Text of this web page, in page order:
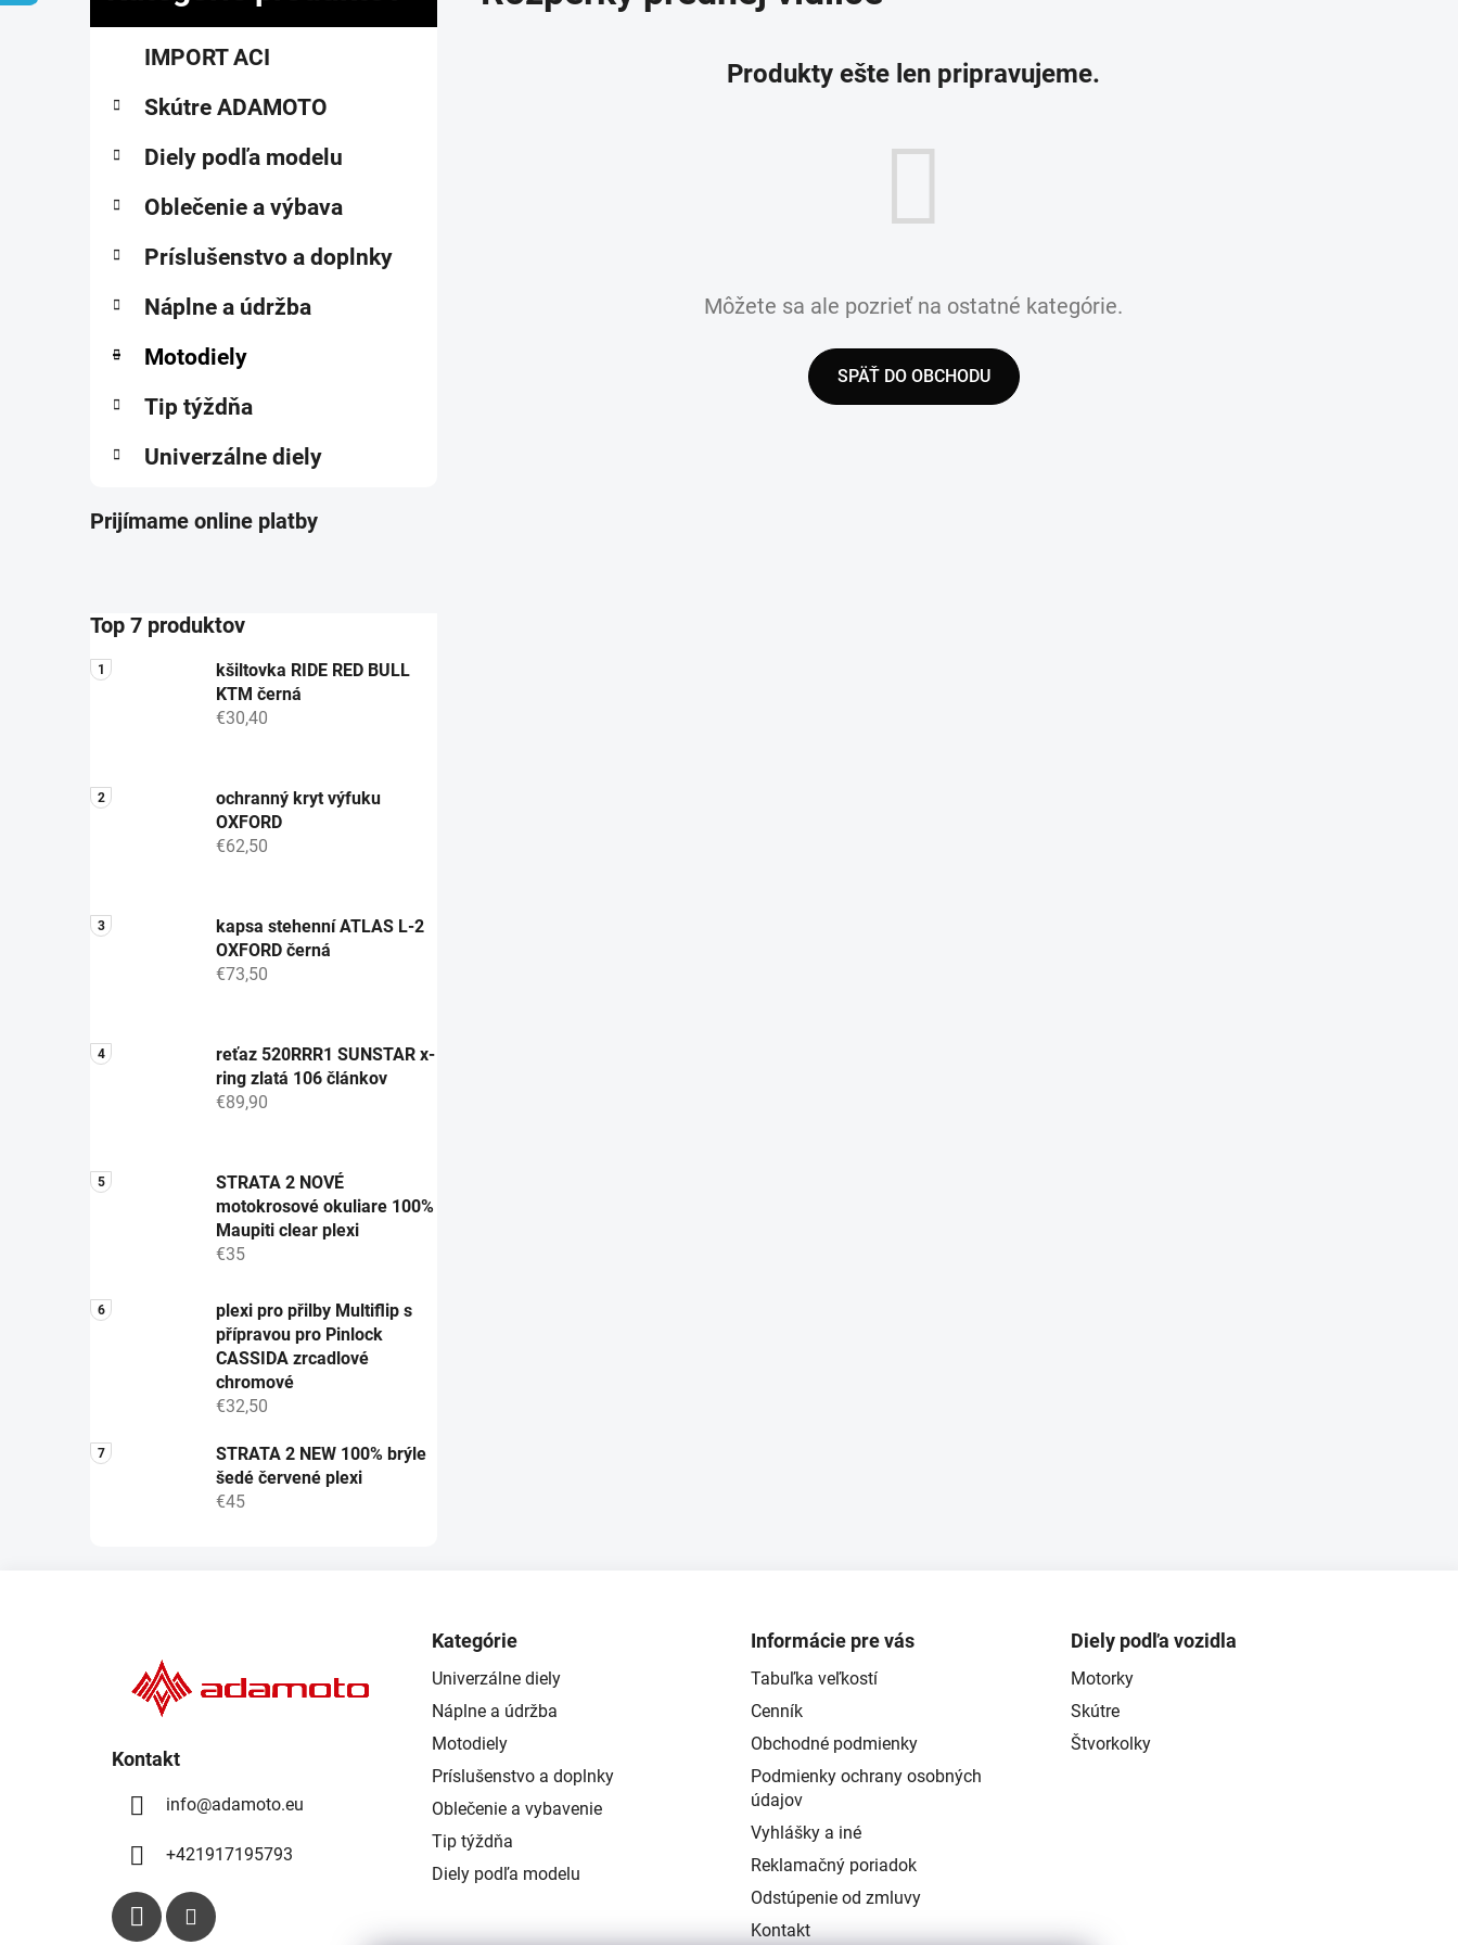
č
kategórieIMPORT ACI
Skútre ADAMOTO
Diely podľa modelu
Oblečenie a výbava
Príslušenstvo a doplnky
Náplne a údržba
Motodiely
Tip týždňa
Univerzálne diely
Prijímame online platby
Top 7 produktov
kšiltovka RIDE RED BULL
KTM černá
€30,40
ochranný kryt výfuku
OXFORD
€62,50
kapsa stehenní ATLAS L-2
OXFORD černá
€73,50
reťaz 520RRR1 SUNSTAR x-
ring zlatá 106 článkov
€89,90
STRATA 2 NOVÉ
motokrosové okuliare 100%
Maupiti clear plexi
€35
plexi pro přilby Multiflip s
přípravou pro Pinlock
CASSIDA zrcadlové
chromové
€32,50
STRATA 2 NEW 100% brýle
šedé červené plexi
€45
Produkty ešte len pripravujeme.
Môžete sa ale pozrieť na ostatné kategórie.
SPÄŤ DO OBCHODU
Kontakt
info@adamoto.eu
+421917195793
Kategórie
Univerzálne diely
Náplne a údržba
Motodiely
Príslušenstvo a doplnky
Oblečenie a vybavenie
Tip týždňa
Diely podľa modelu
Informácie pre vás
Tabuľka veľkostí
Cenník
Obchodné podmienky
Podmienky ochrany osobných
údajov
Vyhlášky a iné
Reklamačný poriadok
Odstúpenie od zmluvy
Kontakt
Diely podľa vozidla
Motorky
Skútre
Štvorkolky